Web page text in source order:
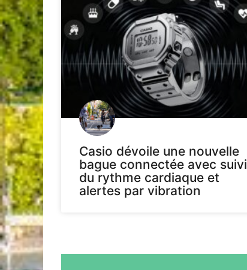
Casio dévoile une nouvelle
bague connectée avec suivi
du rythme cardiaque et
alertes par vibration